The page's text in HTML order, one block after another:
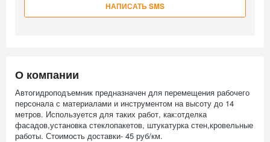
НАПИСАТЬ SMS
О компании
Автогидроподъемник предназначен для перемещения рабочего
персонала с материалами и инструментом на высоту до 14
метров. Используется для таких работ, как:отделка
фасадов,установка стеклопакетов, штукатурка стен,кровельные
работы. Стоимость доставки- 45 руб/км.